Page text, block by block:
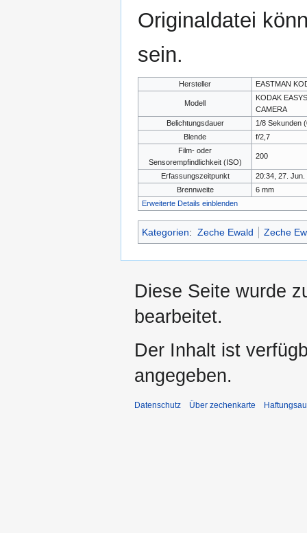
Originaldatei
sein.
Hersteller EASTMAN
Modell
KODAK
CAMERA
Belichtungsdauer
1/8 Sekunden
Blende
f/2,7
Film- oder
Sensorempfindlichkeit (ISO)
200
Erfassungszeitpunkt
20:34, 27. Jun.
Brennweite
6 mm
Erweiterte Details einblenden
Kategorien: Zeche Ewald Zeche
Diese Seite wurde
bearbeitet.
Der Inhalt ist
angegeben.
Datenschutz Über zechenkarte